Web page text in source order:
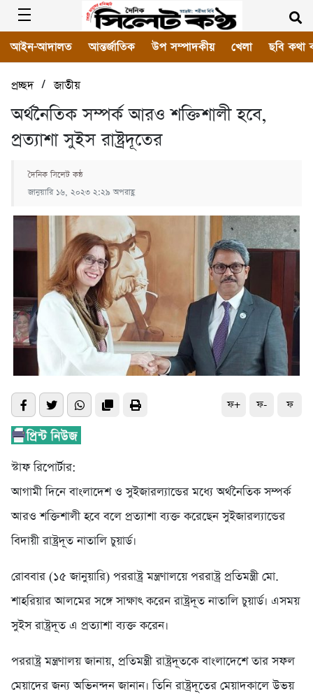
আইন-আদালত আন্তর্জাতিক উপ সম্পাদকীয় খেলা ছবি কথা
প্রচ্ছদ/জাতীয়
অর্থনৈতিক সম্পর্ক আরও শক্তিশালী হবে,
প্রত্যাশা সুইস রাষ্ট্রদূতের
দৈনিক সিলেট কন্ঠ
জানুয়ারি ১৬, ২০২৩ ২:২৯ অপরাহ্ণ
ফ+ ফ- ফ
স্টাফ রিপোর্টার:
আগামী দিনে বাংলাদেশ ও সুইজারল্যান্ডের মধ্যে অর্থনৈতিক সম্পর্ক
আরও শক্তিশালী হবে বলে প্রত্যাশা ব্যক্ত করেছেন সুইজারল্যান্ডের
বিদায়ী রাষ্ট্রদূত নাতালি চুয়ার্ড।
রোববার (১৫ জানুয়ারি) পররাষ্ট্র মন্ত্রণালয়ে পররাষ্ট্র প্রতিমন্ত্রী মো.
শাহরিয়ার আলমের সঙ্গে সাক্ষাৎ করেন রাষ্ট্রদূত নাতালি চুয়ার্ড। এসময়
সুইস রাষ্ট্রদূত এ প্রত্যাশা ব্যক্ত করেন।
পররাষ্ট্র মন্ত্রণালয় জানায়, প্রতিমন্ত্রী রাষ্ট্রদূতকে বাংলাদেশে তার সফল
মেয়াদের জন্য অভিনন্দন জানান। তিনি রাষ্ট্রদূতের মেয়াদকালে উভয়